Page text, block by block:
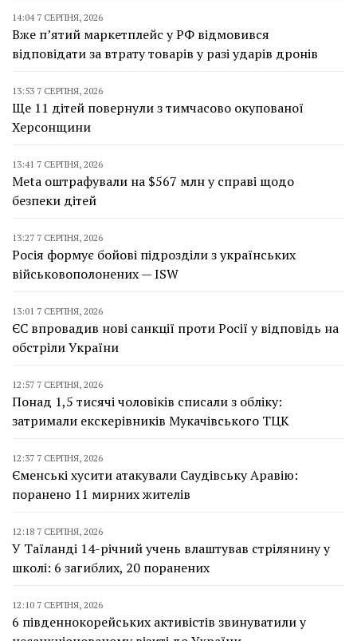
14:04 7 СЕРПНЯ, 2026
Вже п’ятий маркетплейс у РФ відмовився
відповідати за втрату товарів у разі ударів дронів
13:53 7 СЕРПНЯ, 2026
Ще 11 дітей повернули з тимчасово окупованої
Херсонщини
13:41 7 СЕРПНЯ, 2026
Meta оштрафували на $567 млн у справі щодо
безпеки дітей
13:27 7 СЕРПНЯ, 2026
Росія формує бойові підрозділи з українських
військовополонених — ISW
13:01 7 СЕРПНЯ, 2026
ЄС впровадив нові санкції проти Росії у відповідь на
обстріли України
12:57 7 СЕРПНЯ, 2026
Понад 1,5 тисячі чоловіків списали з обліку:
затримали екскерівників Мукачівського ТЦК
12:37 7 СЕРПНЯ, 2026
Єменські хусити атакували Саудівську Аравію:
поранено 11 мирних жителів
12:18 7 СЕРПНЯ, 2026
У Таїланді 14-річний учень влаштував стрілянину у
школі: 6 загиблих, 20 поранених
12:10 7 СЕРПНЯ, 2026
6 південнокорейських активістів звинуватили у